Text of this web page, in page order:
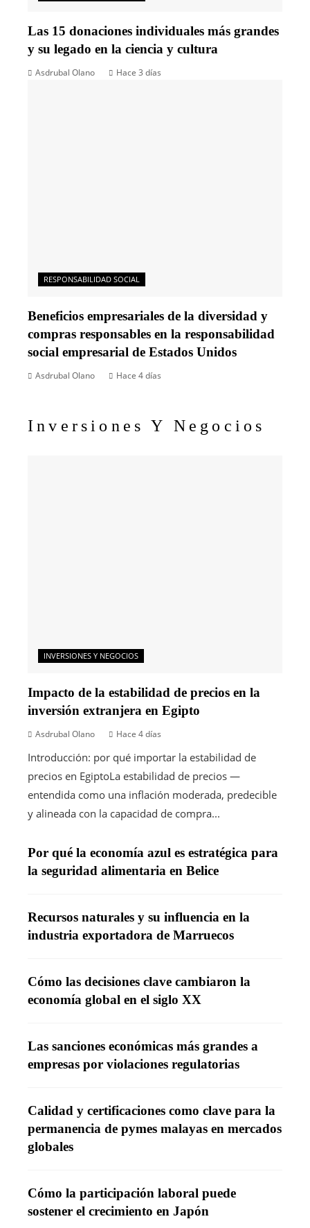
Las 15 donaciones individuales más grandes
y su legado en la ciencia y cultura
Asdrubal Olano Hace 3 días
RESPONSABILIDAD SOCIAL
Beneficios empresariales de la diversidad y
compras responsables en la responsabilidad
social empresarial de Estados Unidos
Asdrubal Olano Hace 4 días
Inversiones Y Negocios
INVERSIONES Y NEGOCIOS
Impacto de la estabilidad de precios en la
inversión extranjera en Egipto
Asdrubal Olano Hace 4 días
Introducción: por qué importar la estabilidad de
precios en EgiptoLa estabilidad de precios —
entendida como una inflación moderada, predecible
y alineada con la capacidad de compra...
Por qué la economía azul es estratégica para
la seguridad alimentaria en Belice
Recursos naturales y su influencia en la
industria exportadora de Marruecos
Cómo las decisiones clave cambiaron la
economía global en el siglo XX
Las sanciones económicas más grandes a
empresas por violaciones regulatorias
Calidad y certificaciones como clave para la
permanencia de pymes malayas en mercados
globales
Cómo la participación laboral puede
sostener el crecimiento en Japón